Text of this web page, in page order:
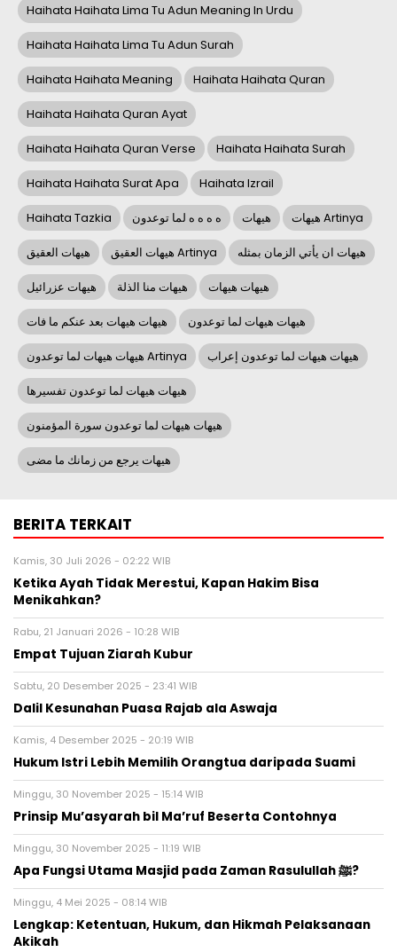
Haihata Haihata Lima Tu Adun Meaning In Urdu
Haihata Haihata Lima Tu Adun Surah
Haihata Haihata Meaning Haihata Haihata Quran
Haihata Haihata Quran Ayat
Haihata Haihata Quran Verse Haihata Haihata Surah
Haihata Haihata Surat Apa Haihata Izrail
Haihata Tazkia ه ه ه ه لما توعدون هيهات هيهات Artinya
هيهات العقيق هيهات العقيق Artinya هيهات ان يأتي الزمان بمثله
هيهات عزرائيل هيهات منا الذلة هيهات هيهات
هيهات هيهات بعد عنكم ما فات هيهات هيهات لما توعدون
هيهات هيهات لما توعدون Artinya هيهات هيهات لما توعدون إعراب
هيهات هيهات لما توعدون تفسيرها
هيهات هيهات لما توعدون سورة المؤمنون
هيهات يرجع من زمانك ما مضى
BERITA TERKAIT
Kamis, 30 Juli 2026 - 02:22 WIB
Ketika Ayah Tidak Merestui, Kapan Hakim Bisa
Menikahkan?
Rabu, 21 Januari 2026 - 10:28 WIB
Empat Tujuan Ziarah Kubur
Sabtu, 20 Desember 2025 - 23:41 WIB
Dalil Kesunahan Puasa Rajab ala Aswaja
Kamis, 4 Desember 2025 - 20:19 WIB
Hukum Istri Lebih Memilih Orangtua daripada Suami
Minggu, 30 November 2025 - 15:14 WIB
Prinsip Mu’asyarah bil Ma’ruf Beserta Contohnya
Minggu, 30 November 2025 - 11:19 WIB
Apa Fungsi Utama Masjid pada Zaman Rasulullah ﷺ?
Minggu, 4 Mei 2025 - 08:14 WIB
Lengkap: Ketentuan, Hukum, dan Hikmah Pelaksanaan
Akikah